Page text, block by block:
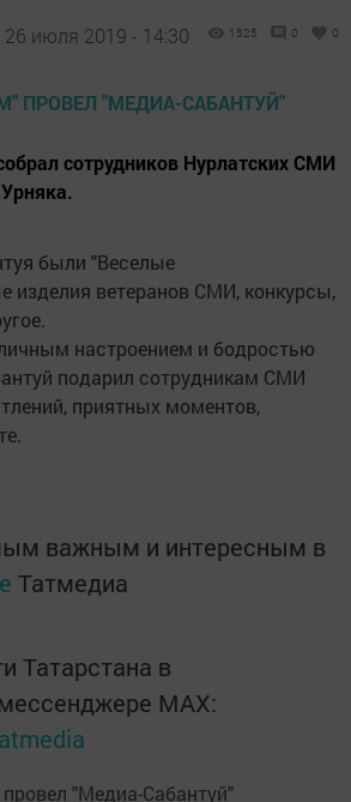
26 июля 2019 - 14:30 1525 0 0
сотрудников Нурлатских СМИ
были "Веселые
изделия ветеранов СМИ, конкурсы,
настроением и бодростью
подарил сотрудникам СМИ
приятных моментов,
важным и интересным в
Татмедиа
Татарстана в
MАХ: